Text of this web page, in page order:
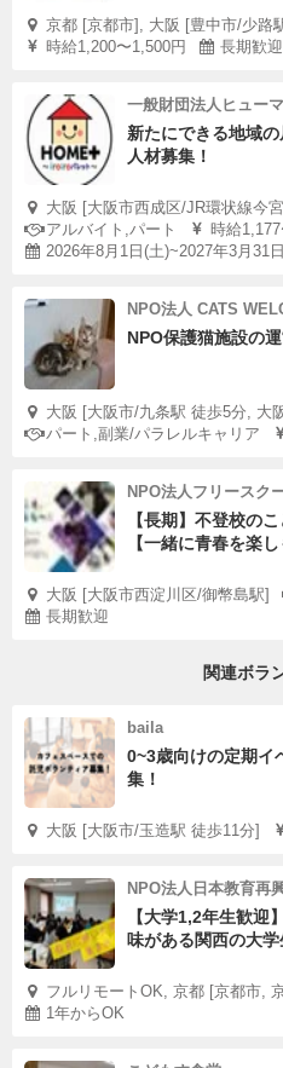
京都 [京都市], 大阪 [豊中市/少路
時給1,200〜1,500円
長期歓迎
一般財団法人ヒュー
新たにできる地域
人材募集！
大阪 [大阪市西成区/JR環状線今
アルバイト,パート
時給
2026年8月1日(土)~2027年3月31
NPO法人 CATS
NPO保護猫施設の
大阪 [大阪市/九条駅 徒歩5分, 大
パート,副業/パラレルキャリア
NPO法人フリースク
【長期】不登校の
【一緒に青春を楽し
大阪 [大阪市西淀川区/御幣島駅]
長期歓迎
関連ボラ
baila
0~3歳向けの定期イ
集！
大阪 [大阪市/玉造駅 徒歩11分]
NPO法人日本教育再
【大学1,2年生歓迎
味がある関西の大学
フルリモートOK, 京都 [京都市,
1年からOK